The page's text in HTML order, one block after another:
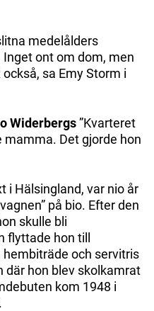
medelålders
Inget ont om dom, men
sa Emy Storm i
Widerbergs”Kvarteret
mamma. Det gjorde hon
i Hälsingland, var nio år
på bio. Efter den
skulle bli
flyttade hon till
och servitris
där hon blev skolkamrat
kom 1948 i